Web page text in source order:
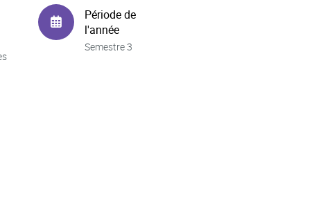
Période de
l'année
Semestre 3